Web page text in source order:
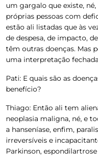
um gargalo que existe,
próprias pessoas com
estão ali listadas que às
de despesa, de impacto,
têm outras doenças. Mas
uma interpretação
Pati: E quais são as
benefício?
Thiago: Então ali tem
neoplasia maligna, né, e
a hanseníase, enfim,
irreversíveis e
Parkinson,